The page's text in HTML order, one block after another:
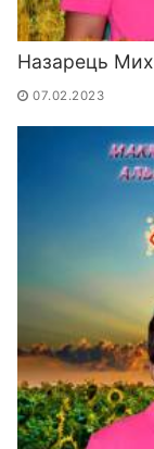
Назарець
07.02.2023